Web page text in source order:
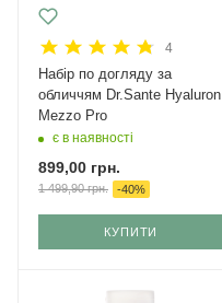
4
Набір по догляду за
обличчям Dr.Sante Hyaluron
Mezzo Pro
є в наявності
899,00 грн.
1 499,90грн. -40%
КУПИТИ